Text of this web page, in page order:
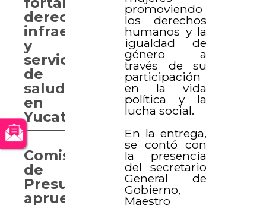
promoviendo
los derechos
humanos y la
igualdad de
género a
través de su
participación
en la vida
política y la
lucha social.
En la entrega,
se contó con
la presencia
del secretario
General de
Gobierno,
Maestro
derechos,
infraestructura
y
servicios
de
salud
en
Yucatán
Comisión
de
Presupuesto
aprueba